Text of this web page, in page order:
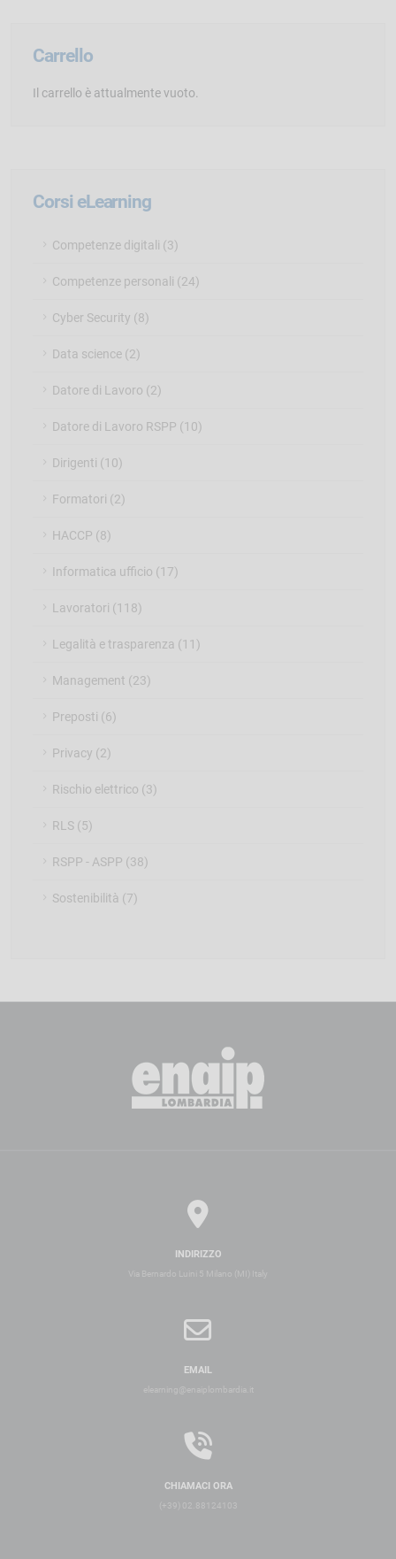
Carrello
Il carrello è attualmente vuoto.
Corsi eLearning
Competenze digitali (3)
Competenze personali (24)
Cyber Security (8)
Data science (2)
Datore di Lavoro (2)
Datore di Lavoro RSPP (10)
Dirigenti (10)
Formatori (2)
HACCP (8)
Informatica ufficio (17)
Lavoratori (118)
Legalità e trasparenza (11)
Management (23)
Preposti (6)
Privacy (2)
Rischio elettrico (3)
RLS (5)
RSPP - ASPP (38)
Sostenibilità (7)
INDIRIZZO
Via Bernardo Luini 5 Milano (MI) Italy
EMAIL
elearning@enaiplombardia.it
CHIAMACI ORA
(+39) 02.88124103